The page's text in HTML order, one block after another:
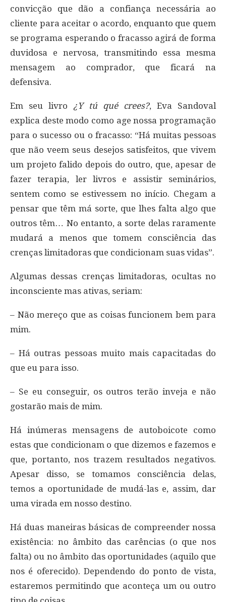
convicção que dão a confiança necessária ao
cliente para aceitar o acordo, enquanto que quem
se programa esperando o fracasso agirá de forma
duvidosa e nervosa, transmitindo essa mesma
mensagem ao comprador, que ficará na
defensiva.
Em seu livro ¿Y tú qué crees?, Eva Sandoval
explica deste modo como age nossa programação
para o sucesso ou o fracasso: “Há muitas pessoas
que não veem seus desejos satisfeitos, que vivem
um projeto falido depois do outro, que, apesar de
fazer terapia, ler livros e assistir seminários,
sentem como se estivessem no início. Chegam a
pensar que têm má sorte, que lhes falta algo que
outros têm… No entanto, a sorte delas raramente
mudará a menos que tomem consciência das
crenças limitadoras que condicionam suas vidas”.
Algumas dessas crenças limitadoras, ocultas no
inconsciente mas ativas, seriam:
– Não mereço que as coisas funcionem bem para
mim.
– Há outras pessoas muito mais capacitadas do
que eu para isso.
– Se eu conseguir, os outros terão inveja e não
gostarão mais de mim.
Há inúmeras mensagens de autoboicote como
estas que condicionam o que dizemos e fazemos e
que, portanto, nos trazem resultados negativos.
Apesar disso, se tomamos consciência delas,
temos a oportunidade de mudá-las e, assim, dar
uma virada em nosso destino.
Há duas maneiras básicas de compreender nossa
existência: no âmbito das carências (o que nos
falta) ou no âmbito das oportunidades (aquilo que
nos é oferecido). Dependendo do ponto de vista,
estaremos permitindo que aconteça um ou outro